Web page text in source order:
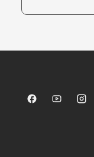
Sparkasse auf